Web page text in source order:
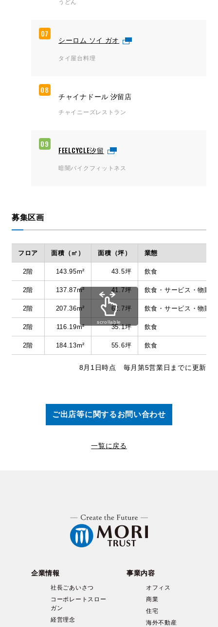
うどん
07
シーロム ソイ ガオ
タイ屋台料理
08
チャイナドール 汐留店
チャイニーズレストラン
09
FEELCYCLE汐留
暗闇バイクフィットネス
募集区画
フロア 面積（㎡） 面積（坪） 業態
2階 143.95m² 43.5坪 飲食
2階 137.87m² 41.7坪 飲食・サービス・物販
2階 207.36m² 62.7坪 飲食・サービス・物販
2階 116.19m² 35.1坪 飲食
2階 184.13m² 55.6坪 飲食
scrollable
8月1日時点 毎月第5営業日までに更新
ご出店等に関するお問い合わせ
一覧に戻る
企業情報
社長ごあいさつ
コーポレートスロー
ガン
経営理念
事業内容
オフィス
商業
住宅
海外不動産